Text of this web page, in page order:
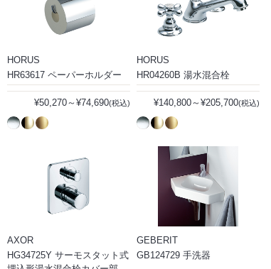
HORUS
HR63617 ペーパーホルダー
¥50,270～¥74,690(税込)
HORUS
HR04260B 湯水混合栓
¥140,800～¥205,700(税込)
AXOR
HG34725Y サーモスタット式
GEBERIT
GB124729 手洗器